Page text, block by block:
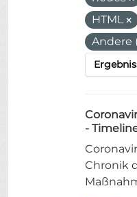
HTML
Andere
-
Chronik